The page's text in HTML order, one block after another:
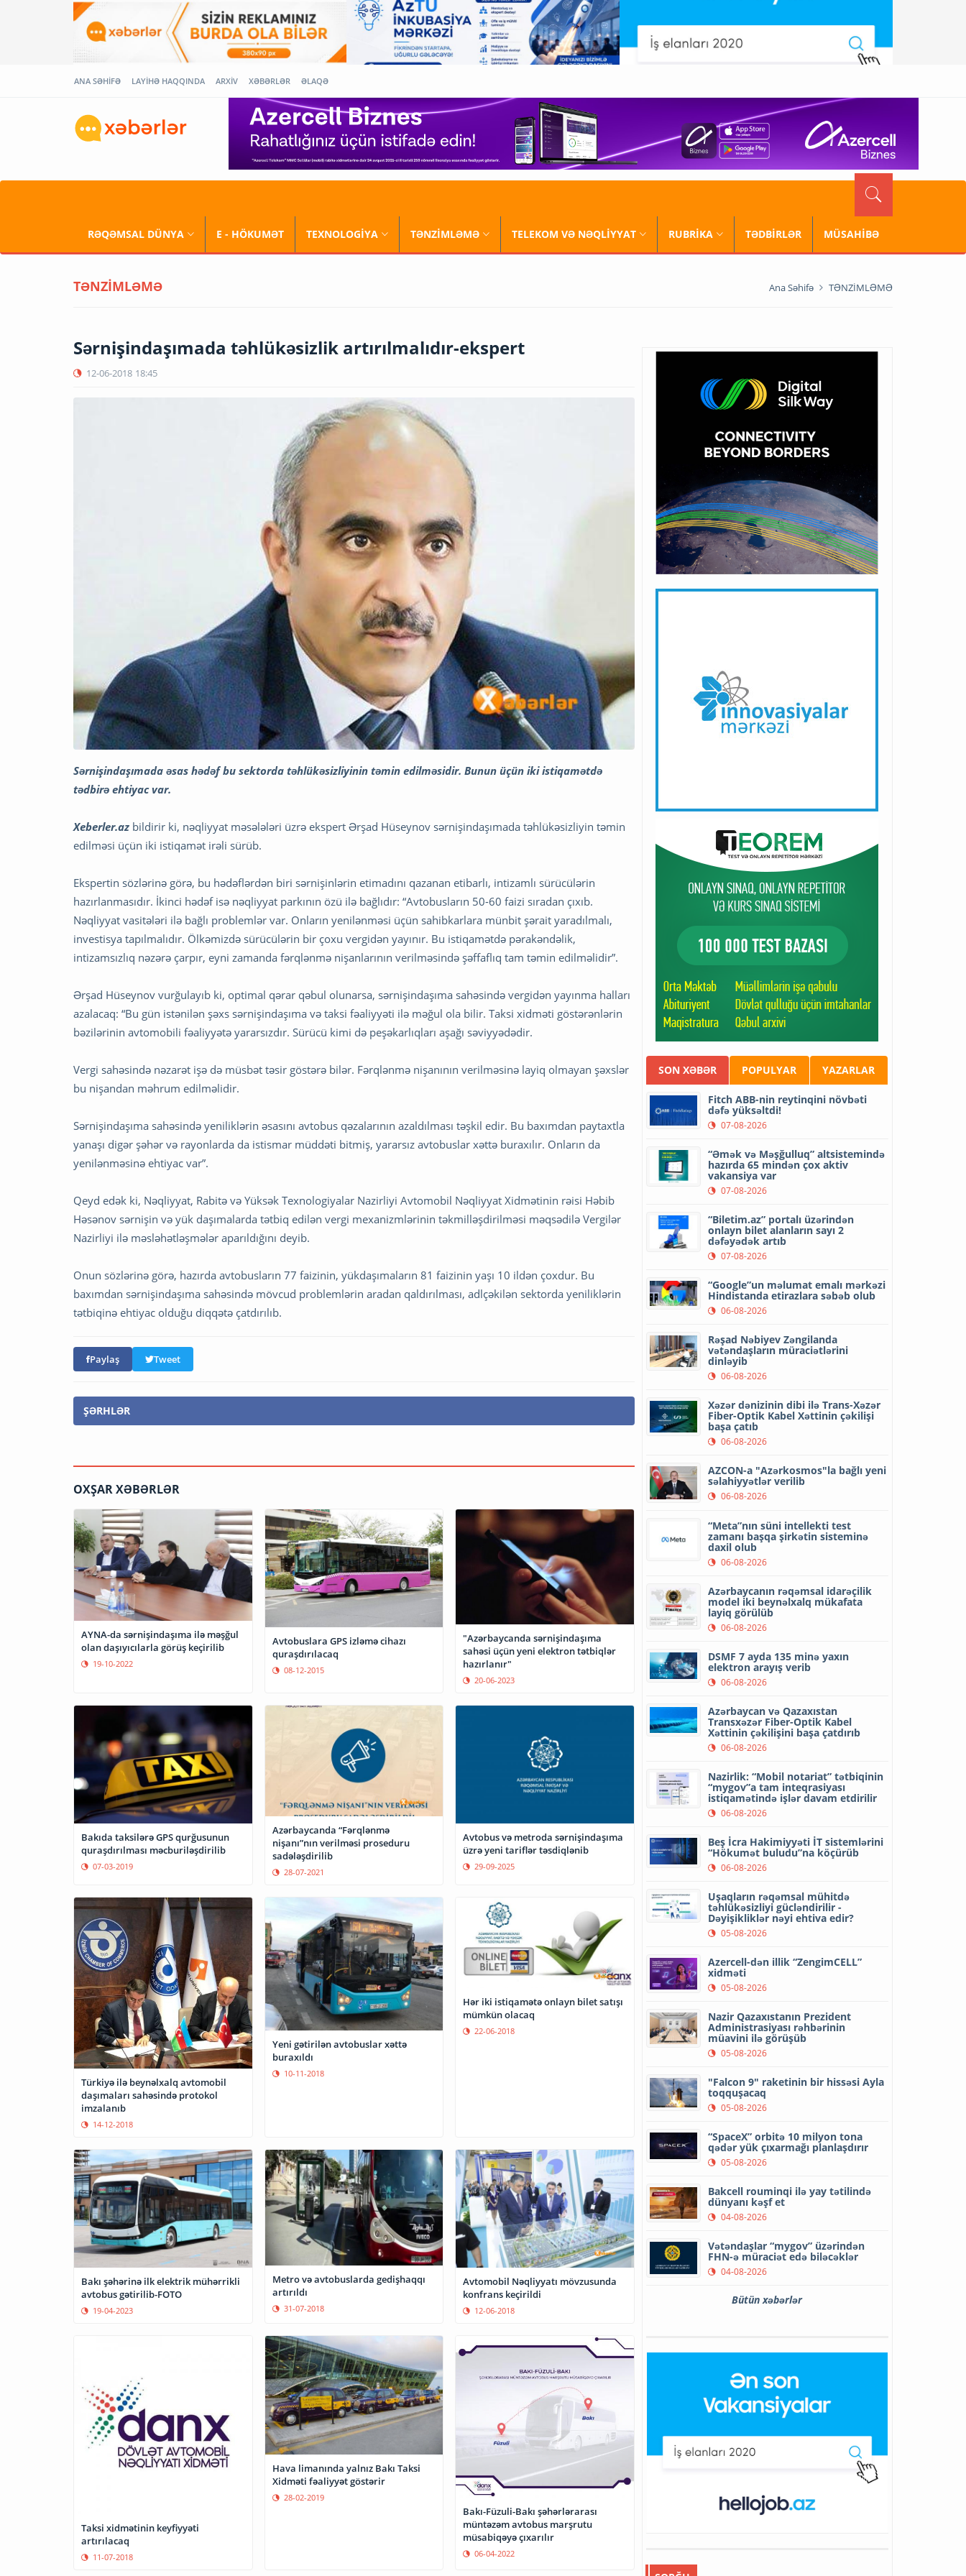
ANA SƏHİFƏ LAYİHƏ HAQQINDA ARXİV XƏBƏRLƏR ƏLAQƏ
RƏQƏMSAL DÜNYA E - HÖKUMƏT TEXNOLOGİYA TƏNZİMLƏMƏ TELEKOM VƏ NƏQLİYYAT RUBRİKA TƏDBİRLƏR MÜSAHİBƏ
TƏNZİMLƏMƏ Ana Səhifə TƏNZİMLƏMƏ
Sərnişindaşımada təhlükəsizlik artırılmalıdır-ekspert
12-06-2018 18:45
Sərnişindaşımada əsas hədəf bu sektorda təhlükəsizliyinin təmin edilməsidir. Bunun üçün iki istiqamətdə
tədbirə ehtiyac var.
Xeberler.az bildirir ki, nəqliyyat məsələləri üzrə ekspert Ərşad Hüseynov sərnişindaşımada təhlükəsizliyin təmin
edilməsi üçün iki istiqamət irəli sürüb.
Ekspertin sözlərinə görə, bu hədəflərdən biri sərnişinlərin etimadını qazanan etibarlı, intizamlı sürücülərin
hazırlanmasıdır. İkinci hədəf isə nəqliyyat parkının özü ilə bağlıdır: “Avtobusların 50-60 faizi sıradan çıxıb.
Nəqliyyat vasitələri ilə bağlı problemlər var. Onların yenilənməsi üçün sahibkarlara münbit şərait yaradılmalı,
investisya tapılmalıdır. Ölkəmizdə sürücülərin bir çoxu vergidən yayınır. Bu istiqamətdə pərakəndəlik,
intizamsızlıq nəzərə çarpır, eyni zamanda fərqlənmə nişanlarının verilməsində şəffaflıq tam təmin edilməlidir”.
Ərşad Hüseynov vurğulayıb ki, optimal qərar qəbul olunarsa, sərnişindaşıma sahəsində vergidən yayınma halları
azalacaq: “Bu gün istənilən şəxs sərnişindaşıma və taksi fəaliyyəti ilə məğul ola bilir. Taksi xidməti göstərənlərin
bəzilərinin avtomobili fəaliyyətə yararsızdır. Sürücü kimi də peşəkarlıqları aşağı səviyyədədir.
Vergi sahəsində nəzarət işə də müsbət təsir göstərə bilər. Fərqlənmə nişanının verilməsinə layiq olmayan şəxslər
bu nişandan məhrum edilməlidir.
Sərnişindaşıma sahəsində yeniliklərin əsasını avtobus qəzalarının azaldılması təşkil edir. Bu baxımdan paytaxtla
yanaşı digər şəhər və rayonlarda da istismar müddəti bitmiş, yararsız avtobuslar xəttə buraxılır. Onların da
yenilənməsinə ehtiyac var”.
Qeyd edək ki, Nəqliyyat, Rabitə və Yüksək Texnologiyalar Nazirliyi Avtomobil Nəqliyyat Xidmətinin rəisi Həbib
Həsənov sərnişin və yük daşımalarda tətbiq edilən vergi mexanizmlərinin təkmilləşdirilməsi məqsədilə Vergilər
Nazirliyi ilə məsləhətləşmələr aparıldığını deyib.
Onun sözlərinə görə, hazırda avtobusların 77 faizinin, yükdaşımaların 81 faizinin yaşı 10 ildən çoxdur. Bu
baxımdan sərnişindaşıma sahəsində mövcud problemlərin aradan qaldırılması, adlçəkilən sektorda yeniliklərin
tətbiqinə ehtiyac olduğu diqqətə çatdırılıb.
Paylaş Tweet
ŞƏRHLƏR
OXŞAR XƏBƏRLƏR
AYNA-da sərnişindaşıma ilə məşğul
olan daşıyıcılarla görüş keçirilib
19-10-2022
Avtobuslara GPS izləmə cihazı
quraşdırılacaq
08-12-2015
"Azərbaycanda sərnişindaşıma
sahəsi üçün yeni elektron tətbiqlər
hazırlanır"
20-06-2023
Bakıda taksilərə GPS qurğusunun
quraşdırılması məcburiləşdirilib
07-03-2019
Azərbaycanda “Fərqlənmə
nişanı”nın verilməsi proseduru
sadələşdirilib
28-07-2021
Avtobus və metroda sərnişindaşıma
üzrə yeni tariflər təsdiqlənib
29-09-2025
Türkiyə ilə beynəlxalq avtomobil
daşımaları sahəsində protokol
imzalanıb
14-12-2018
Yeni gətirilən avtobuslar xəttə
buraxıldı
10-11-2018
Hər iki istiqamətə onlayn bilet satışı
mümkün olacaq
22-06-2018
Bakı şəhərinə ilk elektrik mühərrikli
avtobus gətirilib-FOTO
19-04-2023
Metro və avtobuslarda gedişhaqqı
artırıldı
31-07-2018
Avtomobil Nəqliyyatı mövzusunda
konfrans keçirildi
12-06-2018
Taksi xidmətinin keyfiyyəti
artırılacaq
11-07-2018
Hava limanında yalnız Bakı Taksi
Xidməti fəaliyyət göstərir
28-02-2019
Bakı-Füzuli-Bakı şəhərlərarası
müntəzəm avtobus marşrutu
müsabiqəyə çıxarılır
06-04-2022
SON XƏBƏR POPULYAR YAZARLAR
Fitch ABB-nin reytinqini növbəti
dəfə yüksəltdi!
07-08-2026
“Əmək və Məşğulluq” altsistemində
hazırda 65 mindən çox aktiv
vakansiya var
07-08-2026
“Biletim.az” portalı üzərindən
onlayn bilet alanların sayı 2
dəfəyədək artıb
07-08-2026
“Google”un məlumat emalı mərkəzi
Hindistanda etirazlara səbəb olub
06-08-2026
Rəşad Nəbiyev Zəngilanda
vətəndaşların müraciətlərini
dinləyib
06-08-2026
Xəzər dənizinin dibi ilə Trans-Xəzər
Fiber-Optik Kabel Xəttinin çəkilişi
başa çatıb
06-08-2026
AZCON-a "Azərkosmos"la bağlı yeni
səlahiyyətlər verilib
06-08-2026
“Meta”nın süni intellekti test
zamanı başqa şirkətin sisteminə
daxil olub
06-08-2026
Azərbaycanın rəqəmsal idarəçilik
model iki beynəlxalq mükafata
layiq görülüb
06-08-2026
DSMF 7 ayda 135 minə yaxın
elektron arayış verib
06-08-2026
Azərbaycan və Qazaxıstan
Transxəzər Fiber-Optik Kabel
Xəttinin çəkilişini başa çatdırıb
06-08-2026
Nazirlik: “Mobil notariat” tətbiqinin
“mygov”a tam inteqrasiyası
istiqamətində işlər davam etdirilir
06-08-2026
Beş İcra Hakimiyyəti İT sistemlərini
“Hökumət buludu”na köçürüb
06-08-2026
Uşaqların rəqəmsal mühitdə
təhlükəsizliyi gücləndirilir -
Dəyişikliklər nəyi ehtiva edir?
05-08-2026
Azercell-dən illik “ZengimCELL”
xidməti
05-08-2026
Nazir Qazaxıstanın Prezident
Administrasiyası rəhbərinin
müavini ilə görüşüb
05-08-2026
"Falcon 9" raketinin bir hissəsi Ayla
toqquşacaq
05-08-2026
“SpaceX” orbitə 10 milyon tona
qədər yük çıxarmağı planlaşdırır
05-08-2026
Bakcell rouminqi ilə yay tətilində
dünyanı kəşf et
04-08-2026
Vətəndaşlar “mygov” üzərindən
FHN-ə müraciət edə biləcəklər
04-08-2026
Bütün xəbərlər